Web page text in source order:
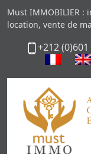
Must IMMOBILIER :
location, vente de
+212